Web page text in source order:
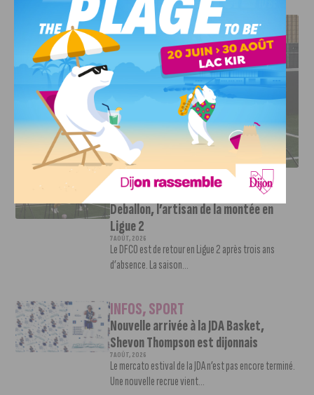
J'AIME LE DFCO
DFCO : RENCONTRE AVEC PIERRE-HENRI DEBALLON,
L’ARTISAN DE LA MONTÉE EN LIGUE 2
INFOS,SPORT
DFCO : Rencontre avec Pierre-Henri
Deballon, l’artisan de la montée en
Ligue 2
7 AOÛT, 2026
Le DFCO est de retour en Ligue 2 après trois ans
d’absence. La saison...
INFOS,SPORT
Nouvelle arrivée à la JDA Basket,
Shevon Thompson est dijonnais
7 AOÛT, 2026
Le mercato estival de la JDA n’est pas encore terminé.
Une nouvelle recrue vient...